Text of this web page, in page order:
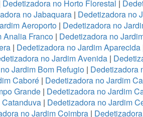
Dedetizadora no Horto Florestal |
no Jabaquara | Dedetizadora no
Aeroporto | Dedetizadora no
Analia Franco | Dedetizadora no
| Dedetizadora no Jardim Aparecida
no Jardim Avenida|
Jardim Bom Refugio| Dedetizadora
Caboré| Dedetizadora no Jardim
Grande | Dedetizadora no Jardim
| Dedetizadora no Jardim
no Jardim Coimbra|